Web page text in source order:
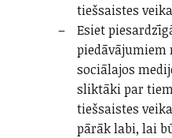
tiešsaistes
Esiet
piedāvājumiem
sociālajos
sliktāki par
tiešsaistes
pārāk labi, lai